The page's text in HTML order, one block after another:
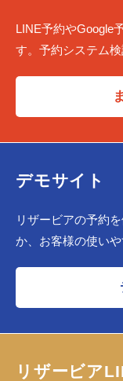
LINE予約やGoogle
す。予約システム
デモサイト
リザービアの予約
か、お客様の使いや
リザービア